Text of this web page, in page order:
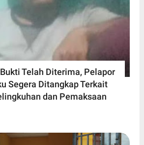
Telah Diterima, Pelapor
Segera Ditangkap Terkait
dan Pemaksaan